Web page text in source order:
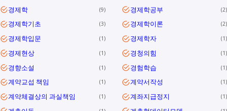
경제학 9 경제학공부 2
경제학기초 3 경제학이론 2
경제학입문 1 경제학자 1
경제현상 1 경청의힘 1
경향소설 1 경험학습 1
계약교섭 책임 1 계약서작성 1
계약체결상의 과실책임 1 계좌지급정지 1